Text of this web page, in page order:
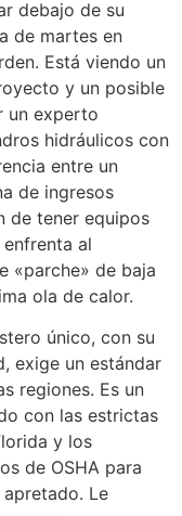
debajo de su
de martes en
Está viendo un
y un posible
un experto
hidráulicos con
entre un
de ingresos
de tener equipos
al
«parche» de baja
ola de calor.
único, con su
exige un estándar
regiones. Es un
con las estrictas
y los
de OSHA para
Le